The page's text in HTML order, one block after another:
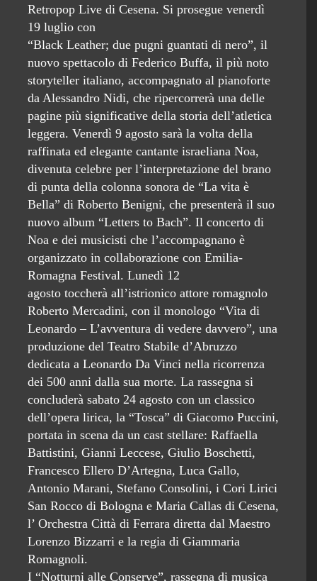
Retropop Live di Cesena. Si prosegue venerdì
19 luglio con
“Black Leather; due pugni guantati di nero”, il
nuovo spettacolo di Federico Buffa, il più noto
storyteller italiano, accompagnato al pianoforte
da Alessandro Nidi, che ripercorrerà una delle
pagine più significative della storia dell’atletica
leggera. Venerdì 9 agosto sarà la volta della
raffinata ed elegante cantante israeliana Noa,
divenuta celebre per l’interpretazione del brano
di punta della colonna sonora de “La vita è
Bella” di Roberto Benigni, che presenterà il suo
nuovo album “Letters to Bach”. Il concerto di
Noa e dei musicisti che l’accompagnano è
organizzato in collaborazione con Emilia-
Romagna Festival. Lunedì 12
agosto toccherà all’istrionico attore romagnolo
Roberto Mercadini, con il monologo “Vita di
Leonardo – L’avventura di vedere davvero”, una
produzione del Teatro Stabile d’Abruzzo
dedicata a Leonardo Da Vinci nella ricorrenza
dei 500 anni dalla sua morte. La rassegna si
concluderà sabato 24 agosto con un classico
dell’opera lirica, la “Tosca” di Giacomo Puccini,
portata in scena da un cast stellare: Raffaella
Battistini, Gianni Leccese, Giulio Boschetti,
Francesco Ellero D’Artegna, Luca Gallo,
Antonio Marani, Stefano Consolini, i Cori Lirici
San Rocco di Bologna e Maria Callas di Cesena,
l’ Orchestra Città di Ferrara diretta dal Maestro
Lorenzo Bizzarri e la regia di Giammaria
Romagnoli.
I “Notturni alle Conserve”, rassegna di musica